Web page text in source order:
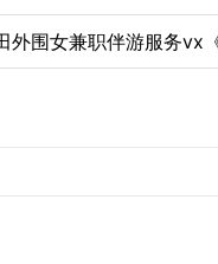
外围女兼职伴游服务vx